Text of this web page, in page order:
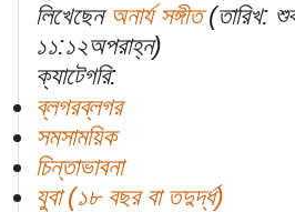
লিখেছেন অনার্য সঙ্গীত(তারিখ:
১১:১২অপরাহ্ন)
ক্যাটেগরি:
ব্লগরব্লগর
সমসাময়িক
চিন্তাভাবনা
যুবা (১৮ বছর বা তদুর্দ্ধ)